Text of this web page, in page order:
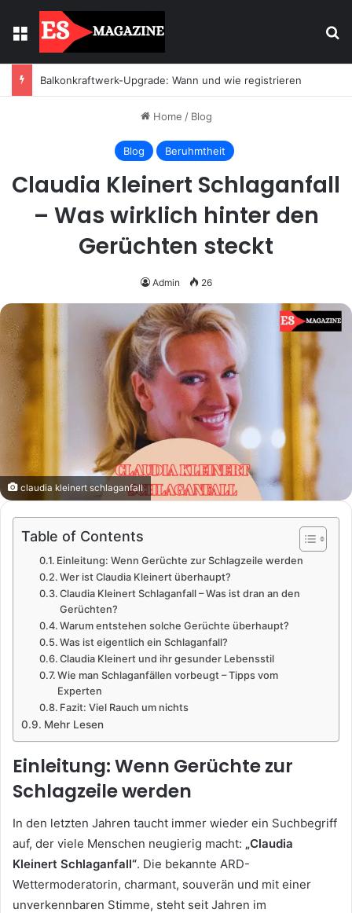
Menu
Home / Blog
Blog Beruhmtheit
Claudia Kleinert Schlaganfall
– Was wirklich hinter den
Gerüchten steckt
Admin 26
claudia kleinert schlaganfall
Table of Contents
Einleitung: Wenn Gerüchte zur Schlagzeile werden
Wer ist Claudia Kleinert überhaupt?
Claudia Kleinert Schlaganfall – Was ist dran an den
Gerüchten?
Warum entstehen solche Gerüchte überhaupt?
Was ist eigentlich ein Schlaganfall?
Claudia Kleinert und ihr gesunder Lebensstil
Wie man Schlaganfällen vorbeugt – Tipps vom
Experten
Fazit: Viel Rauch um nichts
Mehr Lesen
Einleitung: Wenn Gerüchte zur
Schlagzeile werden
In den letzten Jahren taucht immer wieder ein Suchbegriff
auf, der viele Menschen neugierig macht: „Claudia
Kleinert Schlaganfall“. Die bekannte ARD-
Wettermoderatorin, charmant, souverän und mit einer
unverkennbaren Stimme, steht seit Jahren im